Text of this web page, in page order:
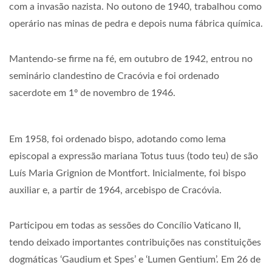
com a invasão nazista. No outono de 1940, trabalhou como
operário nas minas de pedra e depois numa fábrica química.
Mantendo-se firme na fé, em outubro de 1942, entrou no
seminário clandestino de Cracóvia e foi ordenado
sacerdote em 1º de novembro de 1946.
Em 1958, foi ordenado bispo, adotando como lema
episcopal a expressão mariana Totus tuus (todo teu) de são
Luís Maria Grignion de Montfort. Inicialmente, foi bispo
auxiliar e, a partir de 1964, arcebispo de Cracóvia.
Participou em todas as sessões do Concílio Vaticano II,
tendo deixado importantes contribuições nas constituições
dogmáticas ‘Gaudium et Spes’ e ‘Lumen Gentium’. Em 26 de